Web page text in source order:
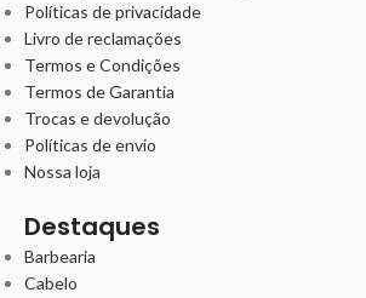
Políticas de privacidade
Livro de reclamações
Termos e Condições
Termos de Garantia
Trocas e devolução
Políticas de envio
Nossa loja
Destaques
Barbearia
Cabelo